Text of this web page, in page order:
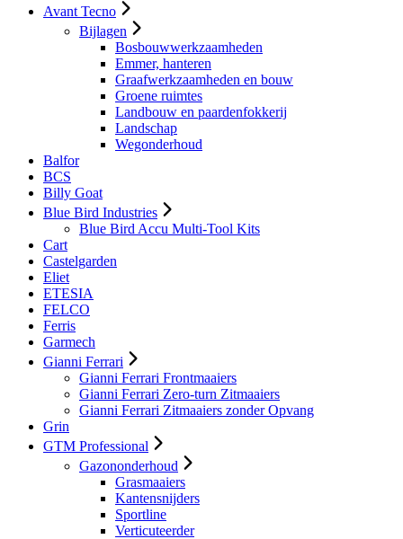
Avant Tecno
Bijlagen
Bosbouwwerkzaamheden
Emmer, hanteren
Graafwerkzaamheden en bouw
Groene ruimtes
Landbouw en paardenfokkerij
Landschap
Wegonderhoud
Balfor
BCS
Billy Goat
Blue Bird Industries
Blue Bird Accu Multi-Tool Kits
Cart
Castelgarden
Eliet
ETESIA
FELCO
Ferris
Garmech
Gianni Ferrari
Gianni Ferrari Frontmaaiers
Gianni Ferrari Zero-turn Zitmaaiers
Gianni Ferrari Zitmaaiers zonder Opvang
Grin
GTM Professional
Gazononderhoud
Grasmaaiers
Kantensnijders
Sportline
Verticuteerder